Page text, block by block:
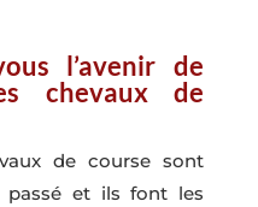
l’avenir de
chevaux de
de course sont
passé et ils font les